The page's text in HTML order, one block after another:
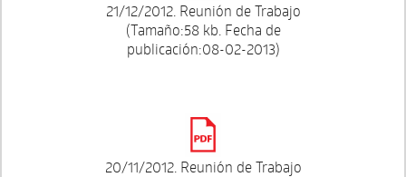
21/12/2012. Reunión de Trabajo
(Tamaño:58 kb. Fecha de
publicación:08-02-2013)
20/11/2012. Reunión de Trabajo